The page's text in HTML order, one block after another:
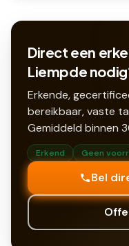
Direct een
Liempde
Erkende,
bereikbaar, vaste
Gemiddeld binnen
Erkend Geen
Bel